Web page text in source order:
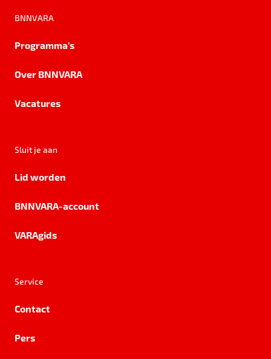
BNNVARA
Programma's
Over BNNVARA
Vacatures
Sluit je aan
Lid worden
BNNVARA-account
VARAgids
Service
Contact
Pers